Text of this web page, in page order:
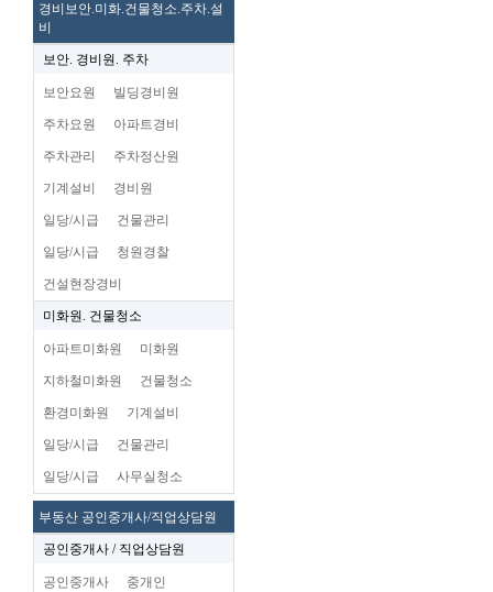
경비보안.미화.건물청소.주차.설
비
보안. 경비원. 주차
보안요원 빌딩경비원
주차요원 아파트경비
주차관리 주차정산원
기계설비 경비원
일당/시급 건물관리
일당/시급 청원경찰
건설현장경비
미화원. 건물청소
아파트미화원 미화원
지하철미화원 건물청소
환경미화원 기계설비
일당/시급 건물관리
일당/시급 사무실청소
부동산 공인중개사/직업상담원
공인중개사 / 직업상담원
공인중개사 중개인